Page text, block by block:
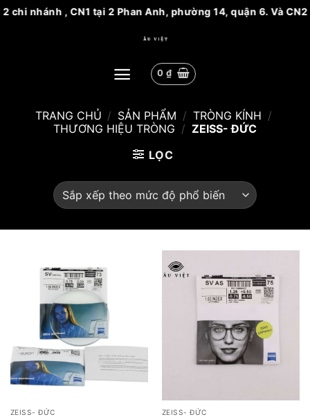
, CN1 tại 2 Phan Anh, phường 14, quận 6. Và CN2 tại
0 ₫
TRANG CHỦ / SẢN PHẨM / TRÒNG KÍNH /
THƯƠNG HIỆU TRÒNG / ZEISS- ĐỨC
LỌC
ZEISS- ĐỨC ZEISS- ĐỨC